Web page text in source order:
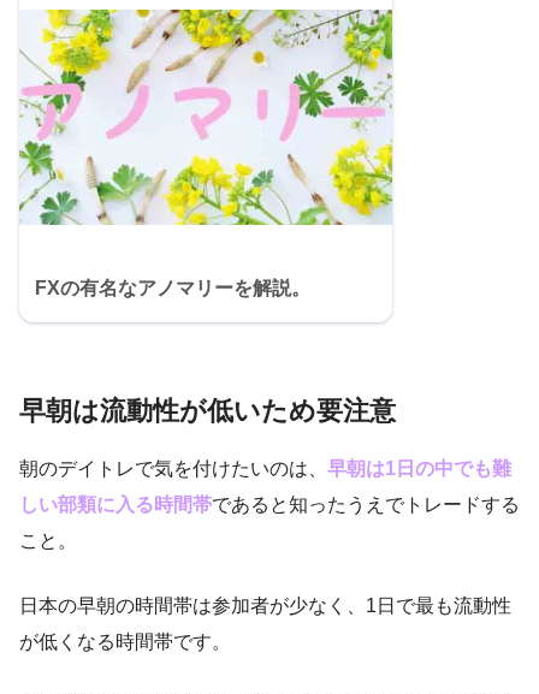
FXの有名なアノマリーを解説。
早朝は流動性が低いため要注意
朝のデイトレで気を付けたいのは、 早朝は1日の中でも難
しい部類に入る時間帯であると知ったうえでトレードする
こと。
日本の早朝の時間帯は参加者が少なく、1日で最も流動性
が低くなる時間帯です。